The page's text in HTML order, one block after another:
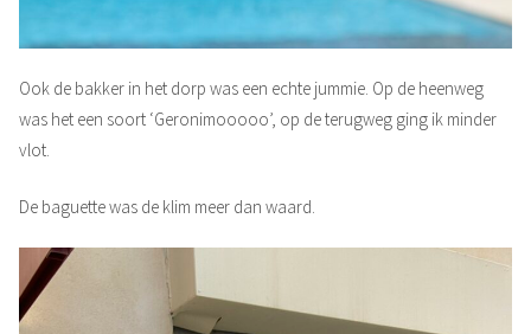
Ook de bakker in het dorp was een echte jummie. Op de heenweg
was het een soort ‘Geronimooooo’, op de terugweg ging ik minder
vlot.
De baguette was de klim meer dan waard.